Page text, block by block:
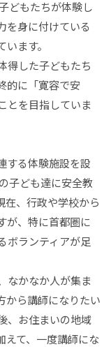
どもたちが体験し
を身に付けている
ます。
得した子どもたち
的に「寛容で安
とを目指していま
する体験施設を設
子ども達に安全教
在、行政や学校から
が、特に首都圏に
ボランティアが足
なかなか人が集ま
から講師になりたい
、お住まいの地域
えて、一度講師にな